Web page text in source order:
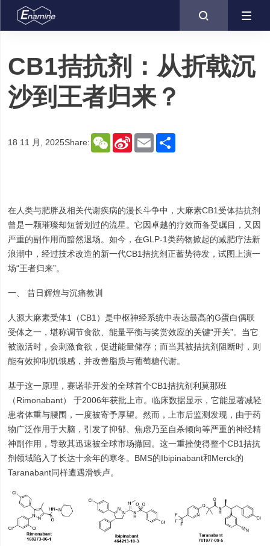

CB1拮抗剂：从折戟沉
沙到王者归来？
18 11 月, 2025Share:
WeChatSina
Weibo
Email Share
在人类与肥胖及相关代谢疾病的漫长斗争中，大麻素CB1受体拮抗剂
曾是一颗璀璨却短暂划过的流星。它因卓越的疗效而备受瞩目，又因
严重的副作用而黯然退场。如今，在GLP-1类药物掀起的减肥疗法新
浪潮中，经过技术改造的新一代CB1拮抗剂正蓄势待发，试图上演一
场“王者归来”。
一、 昔日辉煌与沉痛教训
人源大麻素受体1（CB1）是中枢神经系统中表达最高的G蛋白偶联
受体之一，堪称调节食欲、能量平衡与奖赏效应的关键“开关”。当它
被激活时，会刺激食欲，促进能量储存；而当其被拮抗剂阻断时，则
能有效抑制饥饿感，并改善脂质与葡萄糖代谢。
基于这一原理，赛诺菲开发的全球首个CB1拮抗剂利莫那班
（Rimonabant） 于2006年获批上市。临床数据显示，它能显著减轻
患者体重与腰围，一度被寄予厚望。然而，上市后监测发现，由于药
物广泛作用于大脑，引发了抑郁、焦虑乃至自杀倾向等严重的神经精
神副作用，导致其迅速被全球市场撤回。这一重挫使得整个CB1拮抗
剂领域陷入了长达十余年的寒冬。BMS的Ibipinabant和Merck的
Taranabant同样遭遇滑铁卢。